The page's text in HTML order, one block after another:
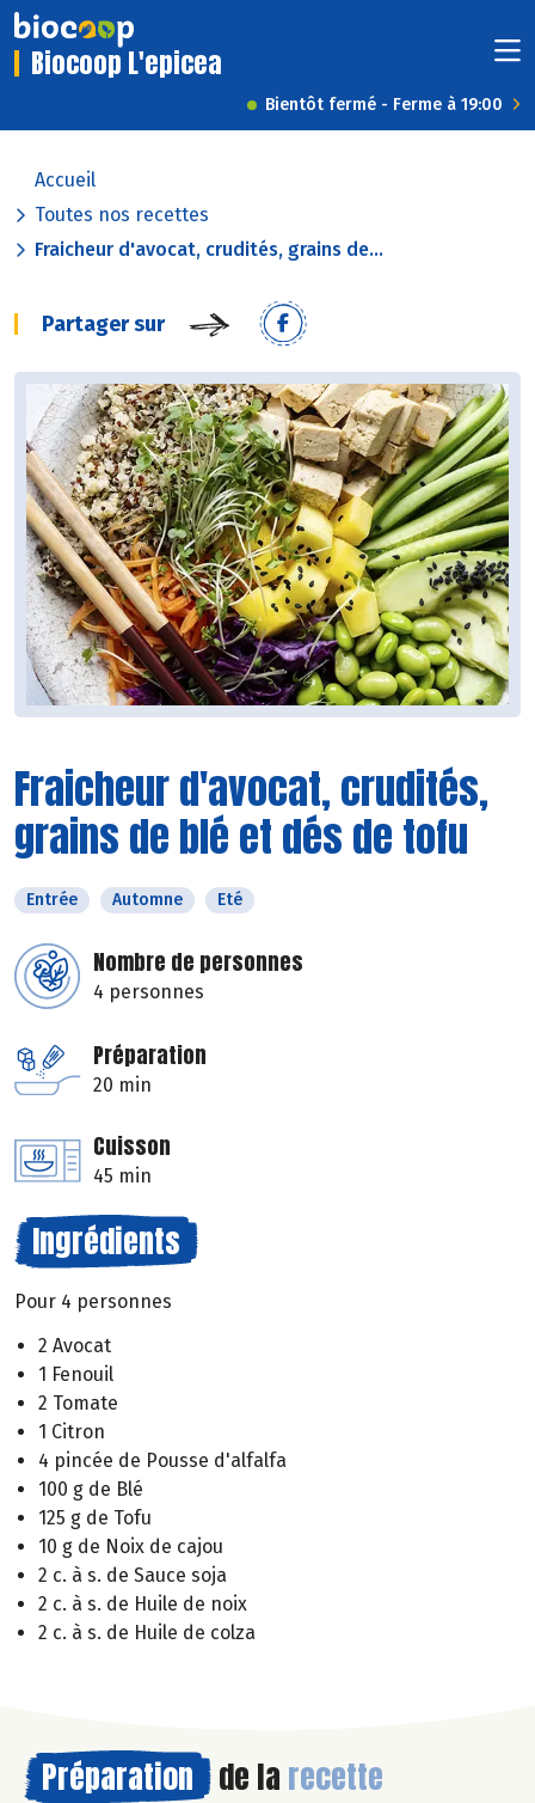
Biocoop L'epicea
Bientôt fermé - Ferme à 19:00
Accueil
Toutes nos recettes
Fraicheur d'avocat, crudités, grains de...
Partager sur
Fraicheur d'avocat, crudités,
grains de blé et dés de tofu
Entrée Automne Eté
Nombre de personnes
4 personnes
Préparation
20 min
Cuisson
45 min
Ingrédients
Pour 4 personnes
2 Avocat
1 Fenouil
2 Tomate
1 Citron
4 pincée de Pousse d'alfalfa
100 g de Blé
125 g de Tofu
10 g de Noix de cajou
2 c. à s. de Sauce soja
2 c. à s. de Huile de noix
2 c. à s. de Huile de colza
Préparation de la recette